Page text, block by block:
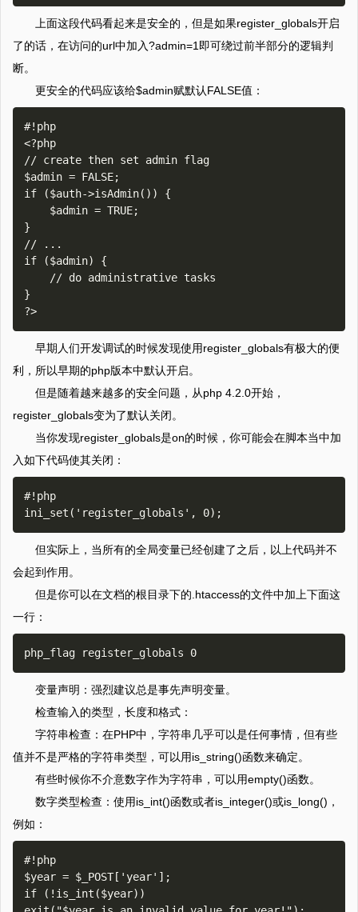
上面这段代码看起来是安全的，但是如果register_globals开启
了的话，在访问的url中加入?admin=1即可绕过前半部分的逻辑判
断。
更安全的代码应该给$admin赋默认FALSE值：
#!php
<?php
// create then set admin flag
$admin = FALSE;
if ($auth->isAdmin()) {
}
// ...
if ($admin) {
}
早期人们开发调试的时候发现使用register_globals有极大的便
利，所以早期的php版本中默认开启。
但是随着越来越多的安全问题，从php 4.2.0开始，
register_globals变为了默认关闭。
当你发现register_globals是on的时候，你可能会在脚本当中加
入如下代码使其关闭：
#!php
但实际上，当所有的全局变量已经创建了之后，以上代码并不
会起到作用。
但是你可以在文档的根目录下的.htaccess的文件中加上下面这
一行：
变量声明：强烈建议总是事先声明变量。
检查输入的类型，长度和格式：
字符串检查：在PHP中，字符串几乎可以是任何事情，但有些
值并不是严格的字符串类型，可以用is_string()函数来确定。
有些时候你不介意数字作为字符串，可以用empty()函数。
数字类型检查：使用is_int()函数或者is_integer()或is_long()，
例如：
#!php
$year = $_POST['year'];
if (!is_int($year))